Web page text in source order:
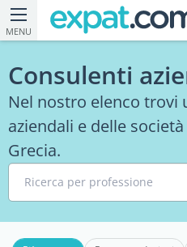
MENU
Consulenti
Nel nostro elenco trovi
aziendali e delle
Grecia.
Ricerca per professione